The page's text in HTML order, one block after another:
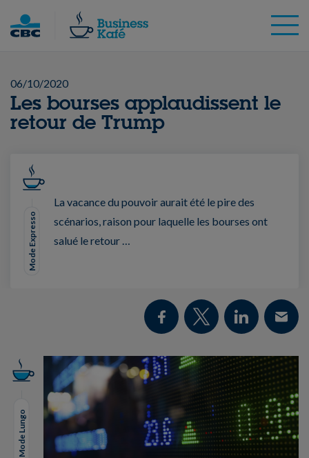
06/10/2020
Les bourses applaudissent le
retour de Trump
Mode Expresso
La vacance du pouvoir aurait été le pire des
scénarios, raison pour laquelle les bourses ont
salué le retour …
Mode Lungo